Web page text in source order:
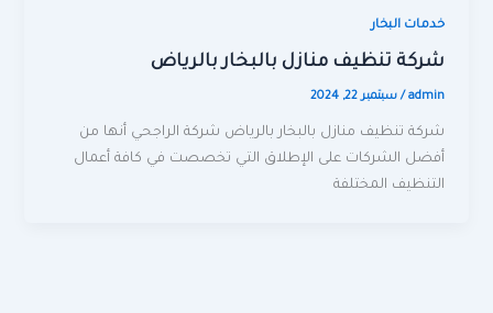
خدمات البخار
شركة تنظيف منازل بالبخار بالرياض
admin
/سبتمبر 22, 2024
شركة تنظيف منازل بالبخار بالرياض شركة الراجحي أنها من
أفضل الشركات على الإطلاق التي تخصصت في كافة أعمال
التنظيف المختلفة